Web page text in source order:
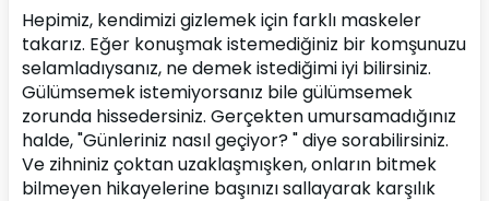
Hepimiz, kendimizi gizlemek için farklı maskeler
takarız. Eğer konuşmak istemediğiniz bir komşunuzu
selamladıysanız, ne demek istediğimi iyi bilirsiniz.
Gülümsemek istemiyorsanız bile gülümsemek
zorunda hissedersiniz. Gerçekten umursamadığınız
halde, "Günleriniz nasıl geçiyor? " diye sorabilirsiniz.
Ve zihniniz çoktan uzaklaşmışken, onların bitmek
bilmeyen hikayelerine başınızı sallayarak karşılık